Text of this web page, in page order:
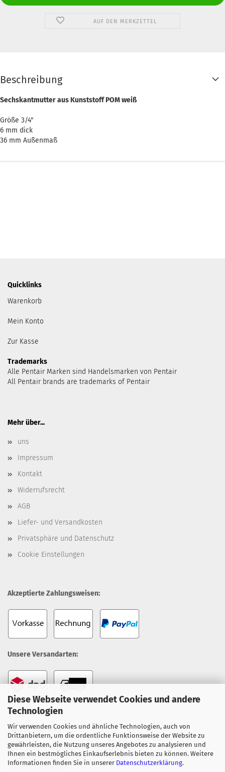
Diese Webseite verwendet Cookies und andere
Technologien
Wir verwenden Cookies und ähnliche Technologien, auch von
Drittanbietern, um die ordentliche Funktionsweise der Website zu
gewährleisten, die Nutzung unseres Angebotes zu analysieren und
Ihnen ein bestmögliches Einkaufserlebnis bieten zu können. Weitere
Informationen finden Sie in unserer Datenschutzerklärung.
AUF DEN MERKZETTEL
Beschreibung
Sechskantmutter aus Kunststoff POM weiß
Größe 3/4"
6 mm dick
36 mm Außenmaß
Quicklinks
Warenkorb
Mein Konto
Zur Kasse
Trademarks
Alle Pentair Marken sind Handelsmarken von Pentair
All Pentair brands are trademarks of Pentair
Mehr über...
uns
Impressum
Kontakt
Widerrufsrecht
AGB
Liefer- und Versandkosten
Privatsphäre und Datenschutz
Cookie Einstellungen
Akzeptierte Zahlungsweisen:
Unsere Versandarten:
Unsere Topseller:
Everpure 4H Filterpatrone
Everpure 4C Filterpatrone
Claris Ultra-Familie